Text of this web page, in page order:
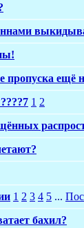
пропуска ещё
1 2
1 2 3 4 5 ...
бахил?